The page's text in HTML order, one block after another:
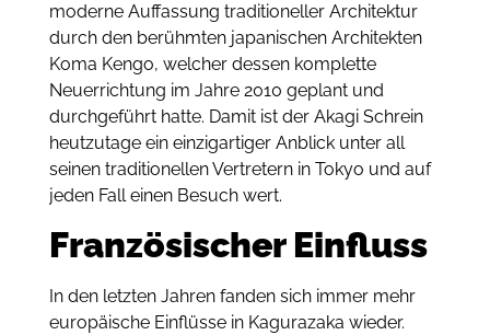
moderne Auffassung traditioneller Architektur
durch den berühmten japanischen Architekten
Koma Kengo, welcher dessen komplette
Neuerrichtung im Jahre 2010 geplant und
durchgeführt hatte. Damit ist der Akagi Schrein
heutzutage ein einzigartiger Anblick unter all
seinen traditionellen Vertretern in Tokyo und auf
jeden Fall einen Besuch wert.
Französischer Einfluss
In den letzten Jahren fanden sich immer mehr
europäische Einflüsse in Kagurazaka wieder.